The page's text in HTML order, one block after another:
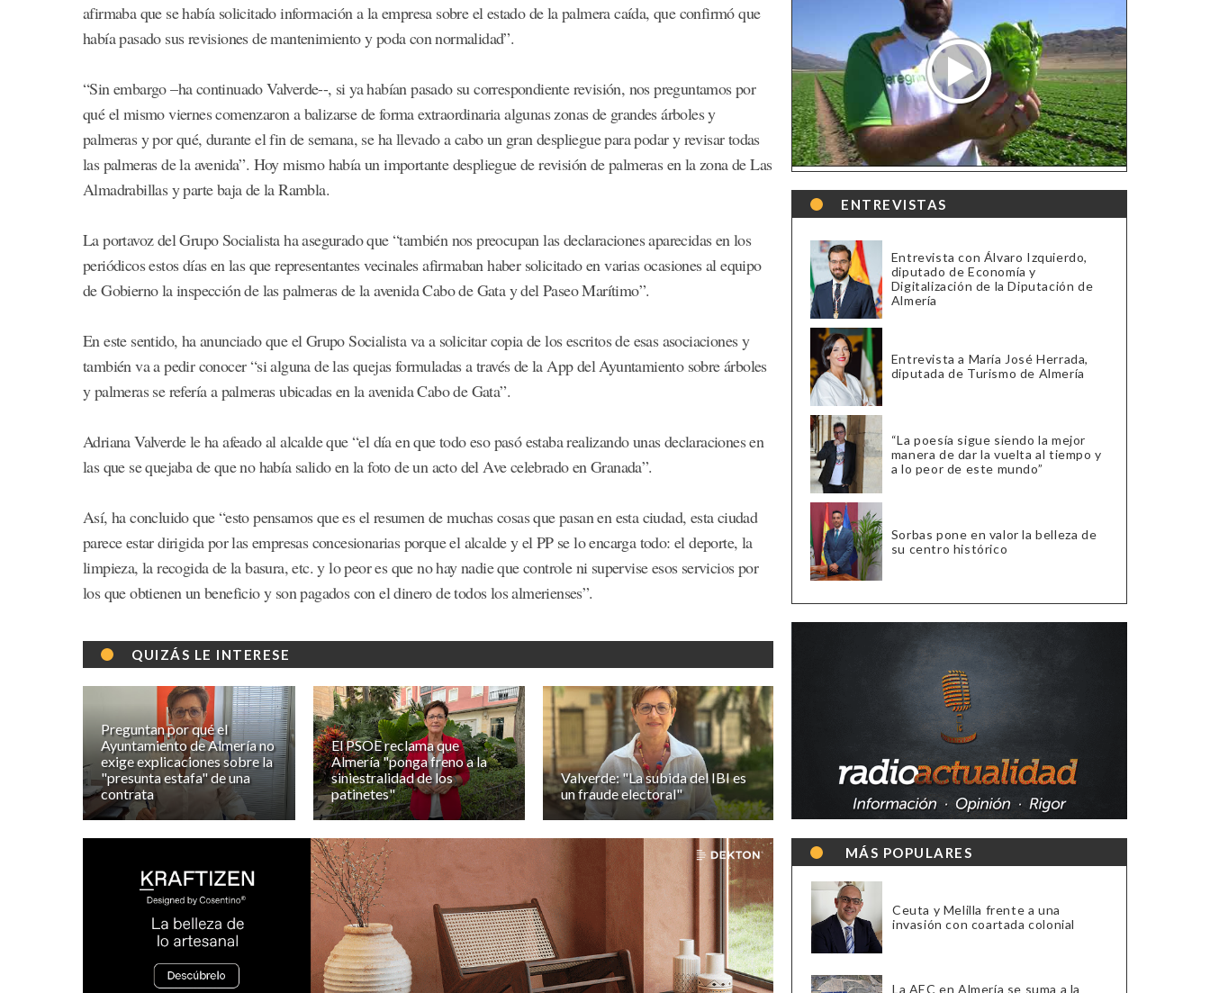
afirmaba que se había solicitado información a la empresa sobre el estado de la palmera caída, que confirmó que
había pasado sus revisiones de mantenimiento y poda con normalidad”.
“Sin embargo –ha continuado Valverde--, si ya habían pasado su correspondiente revisión, nos preguntamos por
qué el mismo viernes comenzaron a balizarse de forma extraordinaria algunas zonas de grandes árboles y
palmeras y por qué, durante el fin de semana, se ha llevado a cabo un gran despliegue para podar y revisar todas
las palmeras de la avenida”. Hoy mismo había un importante despliegue de revisión de palmeras en la zona de Las
Almadrabillas y parte baja de la Rambla.
La portavoz del Grupo Socialista ha asegurado que “también nos preocupan las declaraciones aparecidas en los
periódicos estos días en las que representantes vecinales afirmaban haber solicitado en varias ocasiones al equipo
de Gobierno la inspección de las palmeras de la avenida Cabo de Gata y del Paseo Marítimo”.
En este sentido, ha anunciado que el Grupo Socialista va a solicitar copia de los escritos de esas asociaciones y
también va a pedir conocer “si alguna de las quejas formuladas a través de la App del Ayuntamiento sobre árboles
y palmeras se refería a palmeras ubicadas en la avenida Cabo de Gata”.
Adriana Valverde le ha afeado al alcalde que “el día en que todo eso pasó estaba realizando unas declaraciones en
las que se quejaba de que no había salido en la foto de un acto del Ave celebrado en Granada”.
Así, ha concluido que “esto pensamos que es el resumen de muchas cosas que pasan en esta ciudad, esta ciudad
parece estar dirigida por las empresas concesionarias porque el alcalde y el PP se lo encarga todo: el deporte, la
limpieza, la recogida de la basura, etc. y lo peor es que no hay nadie que controle ni supervise esos servicios por
los que obtienen un beneficio y son pagados con el dinero de todos los almerienses”.
QUIZÁS LE INTERESE
Preguntan por qué el
Ayuntamiento de Almería no
exige explicaciones sobre la
"presunta estafa" de una
contrata
El PSOE reclama que
Almería "ponga freno a la
siniestralidad de los
patinetes"
Valverde: "La subida del IBI es
un fraude electoral"
ENTREVISTAS
Entrevista con Álvaro Izquierdo,
diputado de Economía y
Digitalización de la Diputación de
Almería
Entrevista a María José Herrada,
diputada de Turismo de Almería
“La poesía sigue siendo la mejor
manera de dar la vuelta al tiempo y
a lo peor de este mundo”
Sorbas pone en valor la belleza de
su centro histórico
MÁS POPULARES
Ceuta y Melilla frente a una
invasión con coartada colonial
La AEC en Almería se suma a la